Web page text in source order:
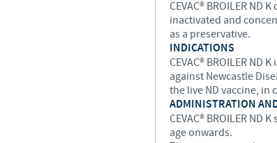
CEVAC® BROILER
inactivated and
as a preservative.
INDICATIONS
CEVAC® BROILER
against Newcastle
the live ND vaccine, in
ADMINISTRATION
CEVAC® BROILER
age onwards.